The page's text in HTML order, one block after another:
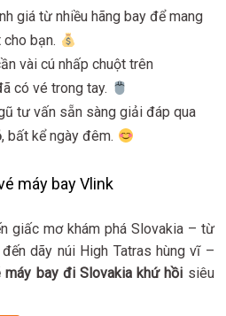
giá từ nhiều hãng bay để mang
bạn.
vài cú nhấp chuột trên
có vé trong tay.
tư vấn sẵn sàng giải đáp qua
, bất kể ngày đêm.
máy bay Vlink
giấc mơ khám phá Slovakia – từ
dãy núi High Tatras hùng vĩ –
máy bay đi Slovakia khứ hồi siêu